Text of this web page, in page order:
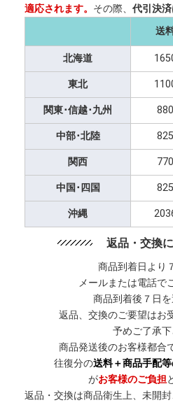
適応されます。 その際、 代引決済
送
北海道
東北
関東･信越･九州
中部･北陸
関西
中国･四国
沖縄
返品・交換
商品到着日より
メールまたは電話で
商品到着後７日
返品、交換のご要望はお
予めご了承下
商品発送後のお客様都合
往復分の送料＋商品手配
がお客様のご負担
返品・交換は商品衛生上、未開